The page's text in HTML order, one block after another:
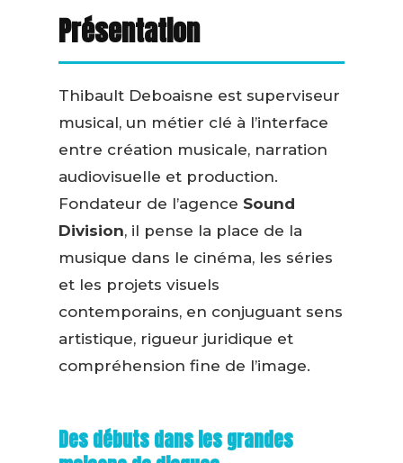
Présentation
Thibault Deboaisne est superviseur
musical, un métier clé à l’interface
entre création musicale, narration
audiovisuelle et production.
Fondateur de l’agence Sound
Division, il pense la place de la
musique dans le cinéma, les séries
et les projets visuels
contemporains, en conjuguant sens
artistique, rigueur juridique et
compréhension fine de l’image.
Des débuts dans les grandes